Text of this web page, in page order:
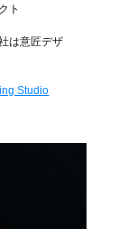
ト
は意匠デザ
Studio